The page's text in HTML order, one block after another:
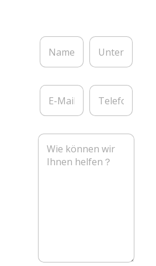
N
m
*
U
t
r
h
n
E
M
i
T
l
f
o
n
N